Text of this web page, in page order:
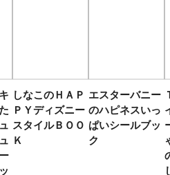
しなこのＨＡＰ
ＰＹディズニー
スタイルＢＯＯ
Ｋ
エスターバニー
のハピネスいっ
ぱいシールブッ
ク